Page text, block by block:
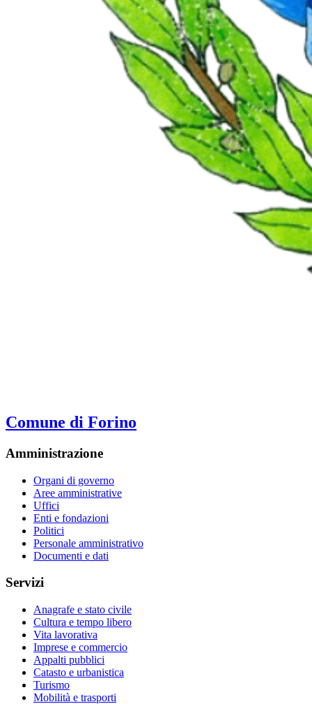
Comune di Forino
Amministrazione
Organi di governo
Aree amministrative
Uffici
Enti e fondazioni
Politici
Personale amministrativo
Documenti e dati
Servizi
Anagrafe e stato civile
Cultura e tempo libero
Vita lavorativa
Imprese e commercio
Appalti pubblici
Catasto e urbanistica
Turismo
Mobilità e trasporti